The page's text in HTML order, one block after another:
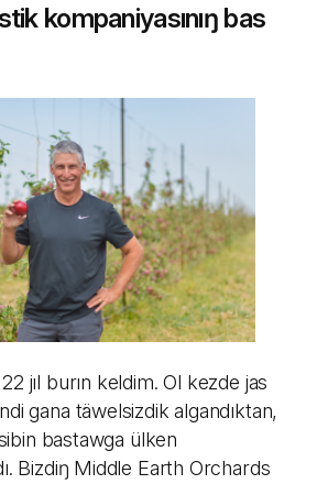
kompaniyasınıŋ bas
jıl burın keldim. Ol kezde jas
gana täwelsizdik algandıktan,
bastawga ülken
Bizdiŋ Middle Earth Orchards